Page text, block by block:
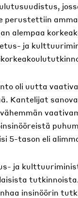
perustettiin
alempaa
ja
oli uutta
Kantelijat
5-tason eli
ja
insinöörin